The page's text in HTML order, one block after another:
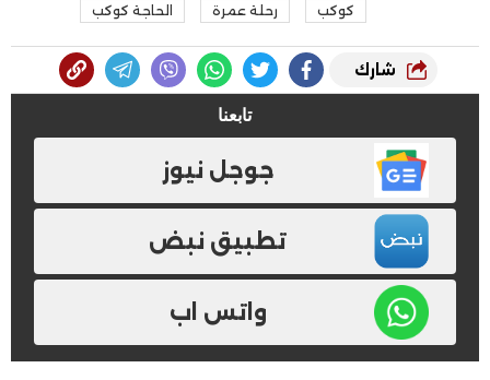
كوكب رحلة عمرة الحاجة كوكب
شارك
تابعنا
جوجل نيوز
تطبيق نبض
واتس اب